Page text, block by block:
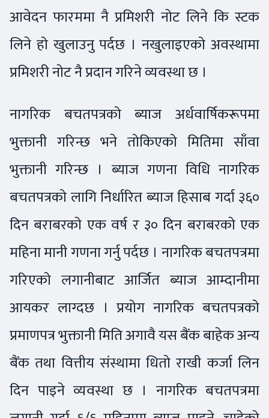
आवेदन फारममा नै प्रमिशरी नोट लिने कि स्टक
लिने हो खुलाउनु पर्दछ । नखुलाइएको अवस्थामा
प्रमिशरी नोट नै प्रदान गरिने व्यवस्था छ ।
नागरिक बचतपत्रको ब्याज अर्धवार्षिकरूपमा
भुक्तानी गरिन्छ भने तोकिएको मितिमा साँवा
भुक्तानी गरिन्छ । ब्याज गणना विधि नागरिक
बचतपत्रको लागि निर्धारित ब्याज हिसाब गर्दा ३६०
दिन बराबरको एक वर्ष र ३० दिन बराबरको एक
महिना मानी गणना गर्नु पर्दछ । नागरिक बचतपत्रमा
गरिएको लगानीबाट आर्जित ब्याज आम्दानीमा
आयकर लाग्दछ । प्रयोग नागरिक बचतपत्रको
प्रमाणपत्र भुक्तानी मिति अगावै यस बैंक बाहेक अन्य
बैंक तथा वित्तीय संस्थामा धितो राखी कर्जा लिन
दिन पाइने व्यवस्था छ । नागरिक बचतपत्रमा